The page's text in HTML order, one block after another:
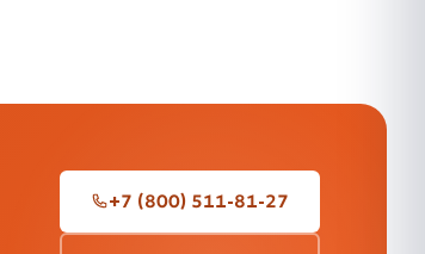
+7 (800) 511-81-27